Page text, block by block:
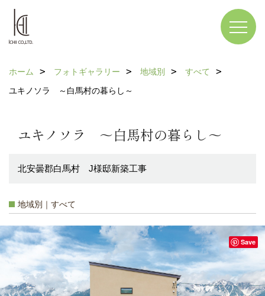
ホーム フォトギャラリー 地域別
すべて
ユキノソラ ～白馬村の暮らし～
ユキノソラ ～白馬村の暮らし～
北安曇郡白馬村 J様邸新築工事
地域別｜すべて
Save